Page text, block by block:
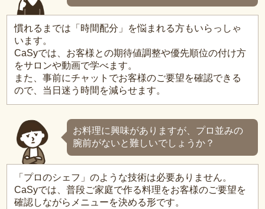
慣れるまでは「時間配分」を悩まれる方もいらっしゃ
います。
CaSyでは、お客様との期待値調整や優先順位の付け方
をサロンや動画で学べます。
また、事前にチャットでお客様のご要望を確認できる
ので、当日迷う時間を減らせます。
お料理に興味がありますが、プロ並みの
腕前がないと難しいでしょうか？
「プロのシェフ」のような技術は必要ありません。
CaSyでは、普段ご家庭で作る料理をお客様のご要望を
確認しながらメニューを決める形です。